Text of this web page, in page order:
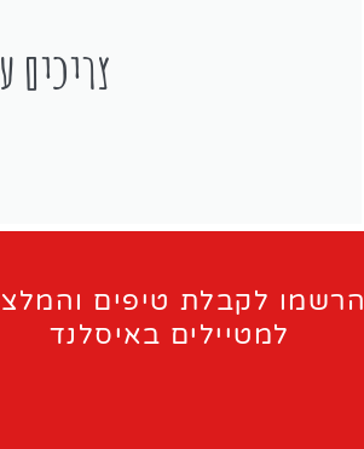
צריכים
הרשמו לקבלת טיפים
למטיילים באיסלנד